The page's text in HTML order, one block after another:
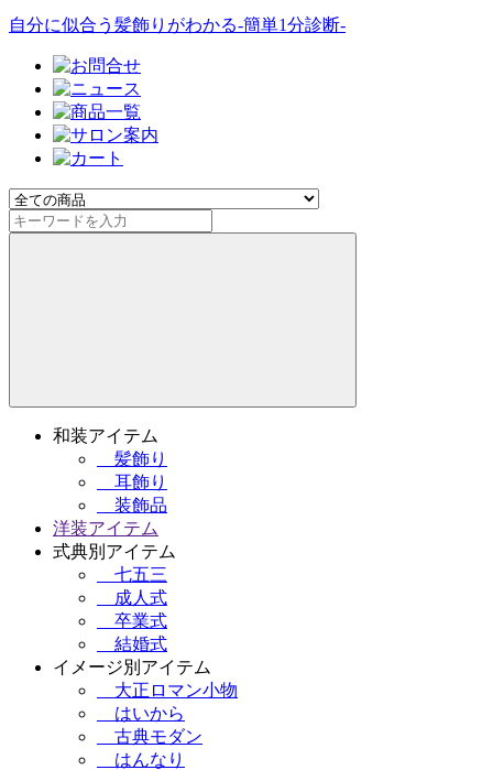
自分に似合う髪飾りがわかる-簡単1分診断-
和装アイテム
髪飾り
耳飾り
装飾品
洋装アイテム
式典別アイテム
七五三
成人式
卒業式
結婚式
イメージ別アイテム
大正ロマン小物
はいから
古典モダン
はんなり